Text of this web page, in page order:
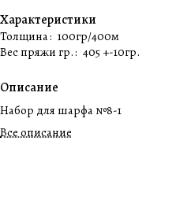
Характеристики
Толщина: 100гр/400м
Вес пряжи гр.: 405 +-10гр.
Описание
Набор для шарфа №8-1
Все описание